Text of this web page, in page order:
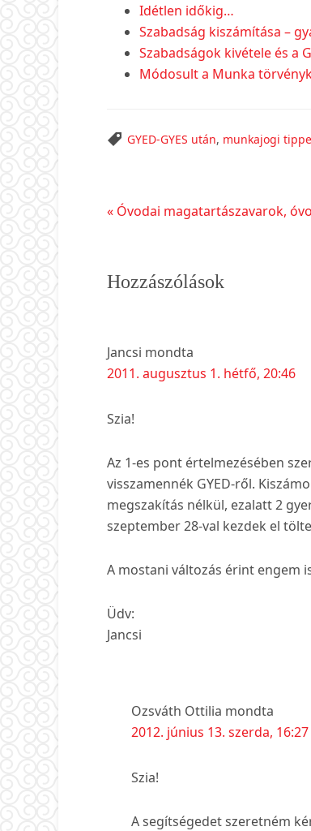
Idétlen időkig…
Szabadság kiszámítása –
Szabadságok kivétele és a
Módosult a Munka
GYED-GYES után, munkajogi
Előző
« Óvodai magatartászavarok,
Reader
Hozzászólások
Jancsi mondta
2011. augusztus 1. hétfő, 20:46
Szia!
Az 1-es pont értelmezésében
visszamennék GYED-ről.
megszakítás nélkül, ezalatt 2
szeptember 28-val kezdek el
A mostani változás érint engem
Üdv:
Jancsi
Ozsváth Ottilia mondta
2012. június 13. szerda, 16:27
Szia!
A segítségedet szeretném